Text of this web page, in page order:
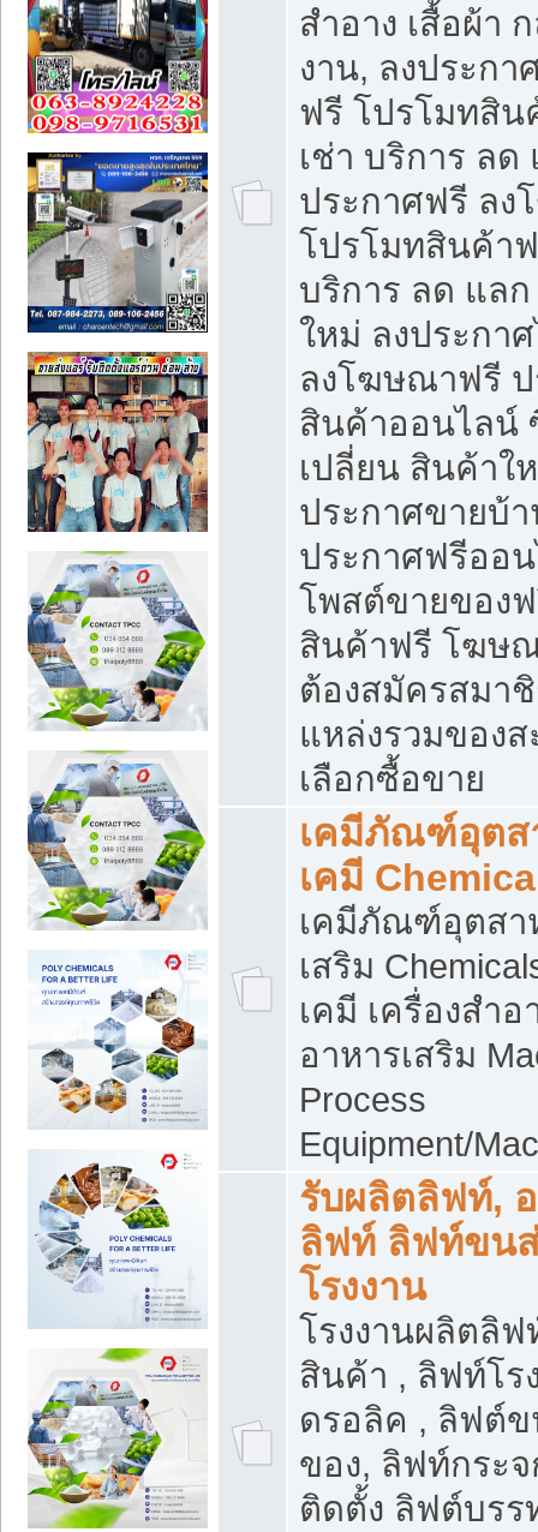
สำอาง เสื้อผ้า
งาน, ลงประก
ฟรี โปรโมทสิ
เช่า บริการ ลด
ประกาศฟรี ล
โปรโมทสินค้า
บริการ ลด แล
ใหม่ ลงประกา
ลงโฆษณาฟรี
สินค้าออนไลน์
เปลี่ยน สินค้าใ
ประกาศขายบ้
ประกาศฟรีออ
โพสต์ขายของ
สินค้าฟรี โฆษ
ต้องสมัครสมา
แหล่งรวมของ
เลือกซื้อขาย
เคมีภัณฑ์อุตส
เคมี
เคมีภัณฑ์อุตสา
เสริม
เคมี เครื่องสำ
อาหารเสริม
Process
Equipment/
รับผลิตลิฟท์,
ลิฟท์ ลิฟท์ขน
โรงงาน
โรงงานผลิตลิ
สินค้า , ลิฟท์โร
ดรอลิค , ลิฟต์
ของ, ลิฟท์กระ
ติดตั้ง ลิฟต์บร